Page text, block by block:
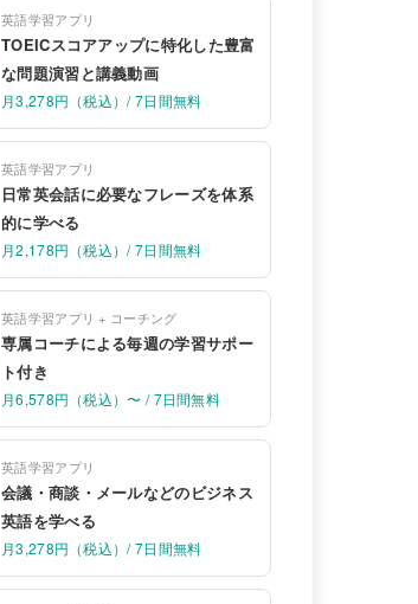
英語学習アプリ
TOEICスコアアップに特化した豊富
な問題演習と講義動画
月3,278円（税込）/ 7日間無料
英語学習アプリ
日常英会話に必要なフレーズを体系
的に学べる
月2,178円（税込）/ 7日間無料
英語学習アプリ + コーチング
専属コーチによる毎週の学習サポー
ト付き
月6,578円（税込）〜 / 7日間無料
英語学習アプリ
会議・商談・メールなどのビジネス
英語を学べる
月3,278円（税込）/ 7日間無料